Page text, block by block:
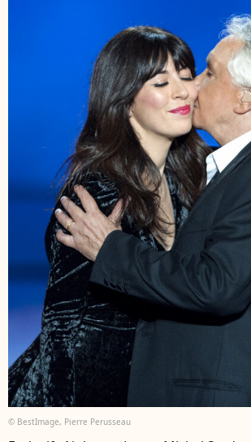
© BestImage, Pierre Perusseau